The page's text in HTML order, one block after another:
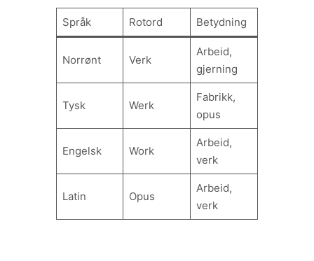
Språk Rotord Betydning
Norrønt Verk
Arbeid,
gjerning
Tysk Werk
Fabrikk,
opus
Engelsk Work
Arbeid,
verk
Latin Opus
Arbeid,
verk